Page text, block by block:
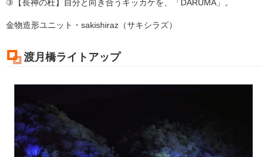
③【長神の杜】自分と向き合うキッカケを、「DARUMA」。
金物造形ユニット・sakishiraz（サキシラズ）
渡月橋ライトアップ